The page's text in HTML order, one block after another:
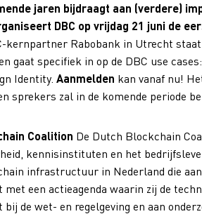
jaren bijdraagt aan (verdere)
DBC op vrijdag 21 juni de
kernpartner Rabobank in Utrecht
gaat specifiek in op de DBC use
Identity. Aanmelden kan vanaf nu!
sprekers zal in de komende periode
Coalition De Dutch Blockchain
kennisinstituten en het
infrastructuur in Nederland die
een actieagenda waarin zij de
de wet- en regelgeving en aan